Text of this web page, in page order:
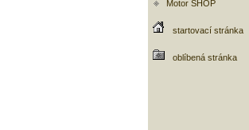
Motor SHOP
startovací stránka
oblíbená stránka